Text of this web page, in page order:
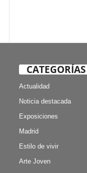
CATEGORÍAS
Actualidad
Noticia destacada
Exposiciones
Madrid
Estilo de vivir
Arte Joven